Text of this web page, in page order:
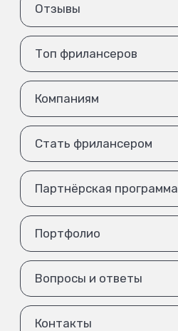
Отзывы
Топ фрилансеров
Компаниям
Стать фрилансером
Партнёрская программа
Портфолио
Вопросы и ответы
Контакты